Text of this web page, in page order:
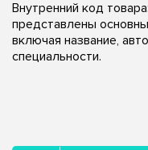
Внутренний код
представлены
включая название,
специальности.